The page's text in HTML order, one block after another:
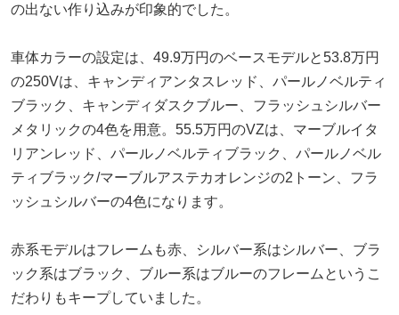
の出ない作り込みが印象的でした。
車体カラーの設定は、49.9万円のベースモデルと53.8万円
の250Vは、キャンディアンタスレッド、パールノベルティ
ブラック、キャンディダスクブルー、フラッシュシルバー
メタリックの4色を用意。55.5万円のVZは、マーブルイタ
リアンレッド、パールノベルティブラック、パールノベル
ティブラック/マーブルアステカオレンジの2トーン、フラ
ッシュシルバーの4色になります。
赤系モデルはフレームも赤、シルバー系はシルバー、ブラ
ック系はブラック、ブルー系はブルーのフレームというこ
だわりもキープしていました。